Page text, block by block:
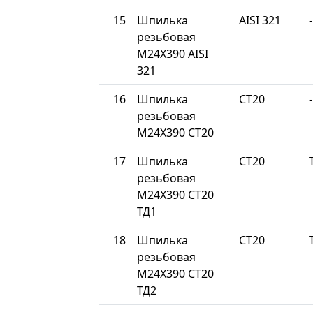
15
Шпилька
резьбовая
М24Х390 AISI
321
AISI 321 -
16
Шпилька
резьбовая
М24Х390 СТ20
СТ20 -
17
Шпилька
резьбовая
М24Х390 СТ20
ТД1
СТ20
18
Шпилька
резьбовая
М24Х390 СТ20
ТД2
СТ20